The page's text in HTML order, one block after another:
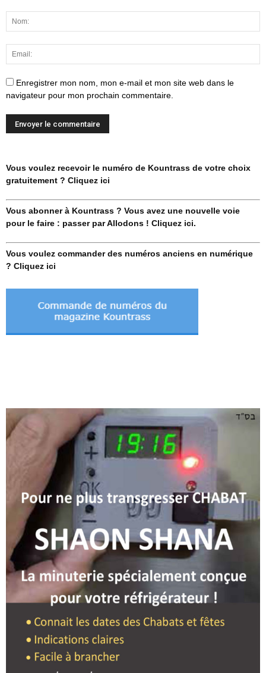
Enregistrer mon nom, mon e-mail et mon site web dans le
navigateur pour mon prochain commentaire.
Vous voulez recevoir le numéro de Kountrass de votre choix
gratuitement ? Cliquez ici
Vous abonner à Kountrass ? Vous avez une nouvelle voie
pour le faire : passer par Allodons ! Cliquez ici.
Vous voulez commander des numéros anciens en numérique
? Cliquez ici